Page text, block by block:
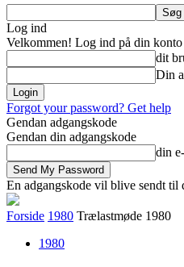
Log ind
Velkommen! Log ind på din konto
dit
Din
Forgot your password? Get help
Gendan adgangskode
Gendan din adgangskode
din
En adgangskode vil blive sendt til
Forside 1980 Trælastmøde 1980
1980